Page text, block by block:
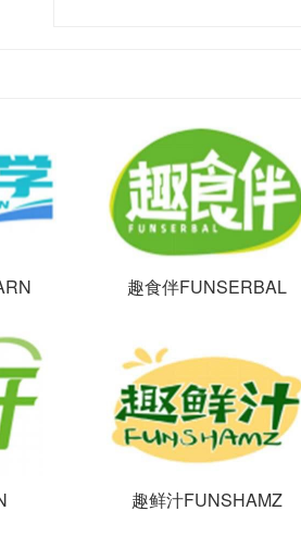
趣食伴FUNSERBAL
趣鲜汁FUNSHAMZ